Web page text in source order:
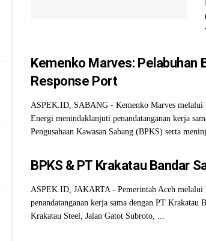
Kemenko Marves: Pelabuhan
Response Port
ASPEK.ID, SABANG - Kemenko Marves
Energi menindaklanjuti penandatanganan kerja
Pengusahaan Kawasan Sabang (BPKS) serta
BPKS & PT Krakatau Bandar
ASPEK.ID, JAKARTA - Pemerintah Aceh melalui
penandatanganan kerja sama dengan PT
Krakatau Steel, Jalan Gatot Subroto, ...